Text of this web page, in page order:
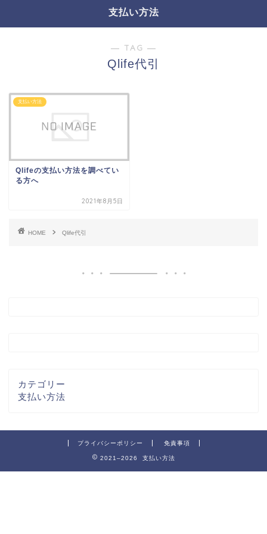
支払い方法
― TAG ―
Qlife代引
支払い方法
Qlifeの支払い方法を調べてい
る方へ
2021年8月5日
HOME Qlife代引
カテゴリー
支払い方法
プライバシーポリシー 免責事項
2021–2026 支払い方法